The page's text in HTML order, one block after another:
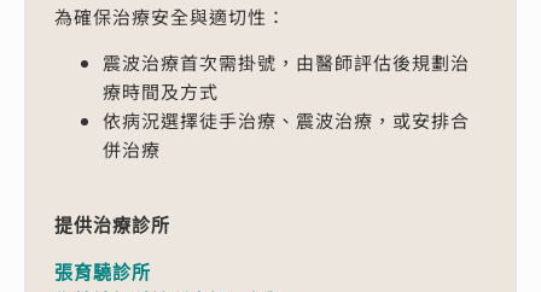
為確保治療安全與適切性：
震波治療首次需掛號，由醫師評估後規劃治
療時間及方式
依病況選擇徒手治療、震波治療，或安排合
併治療
提供治療診所
張育驍診所